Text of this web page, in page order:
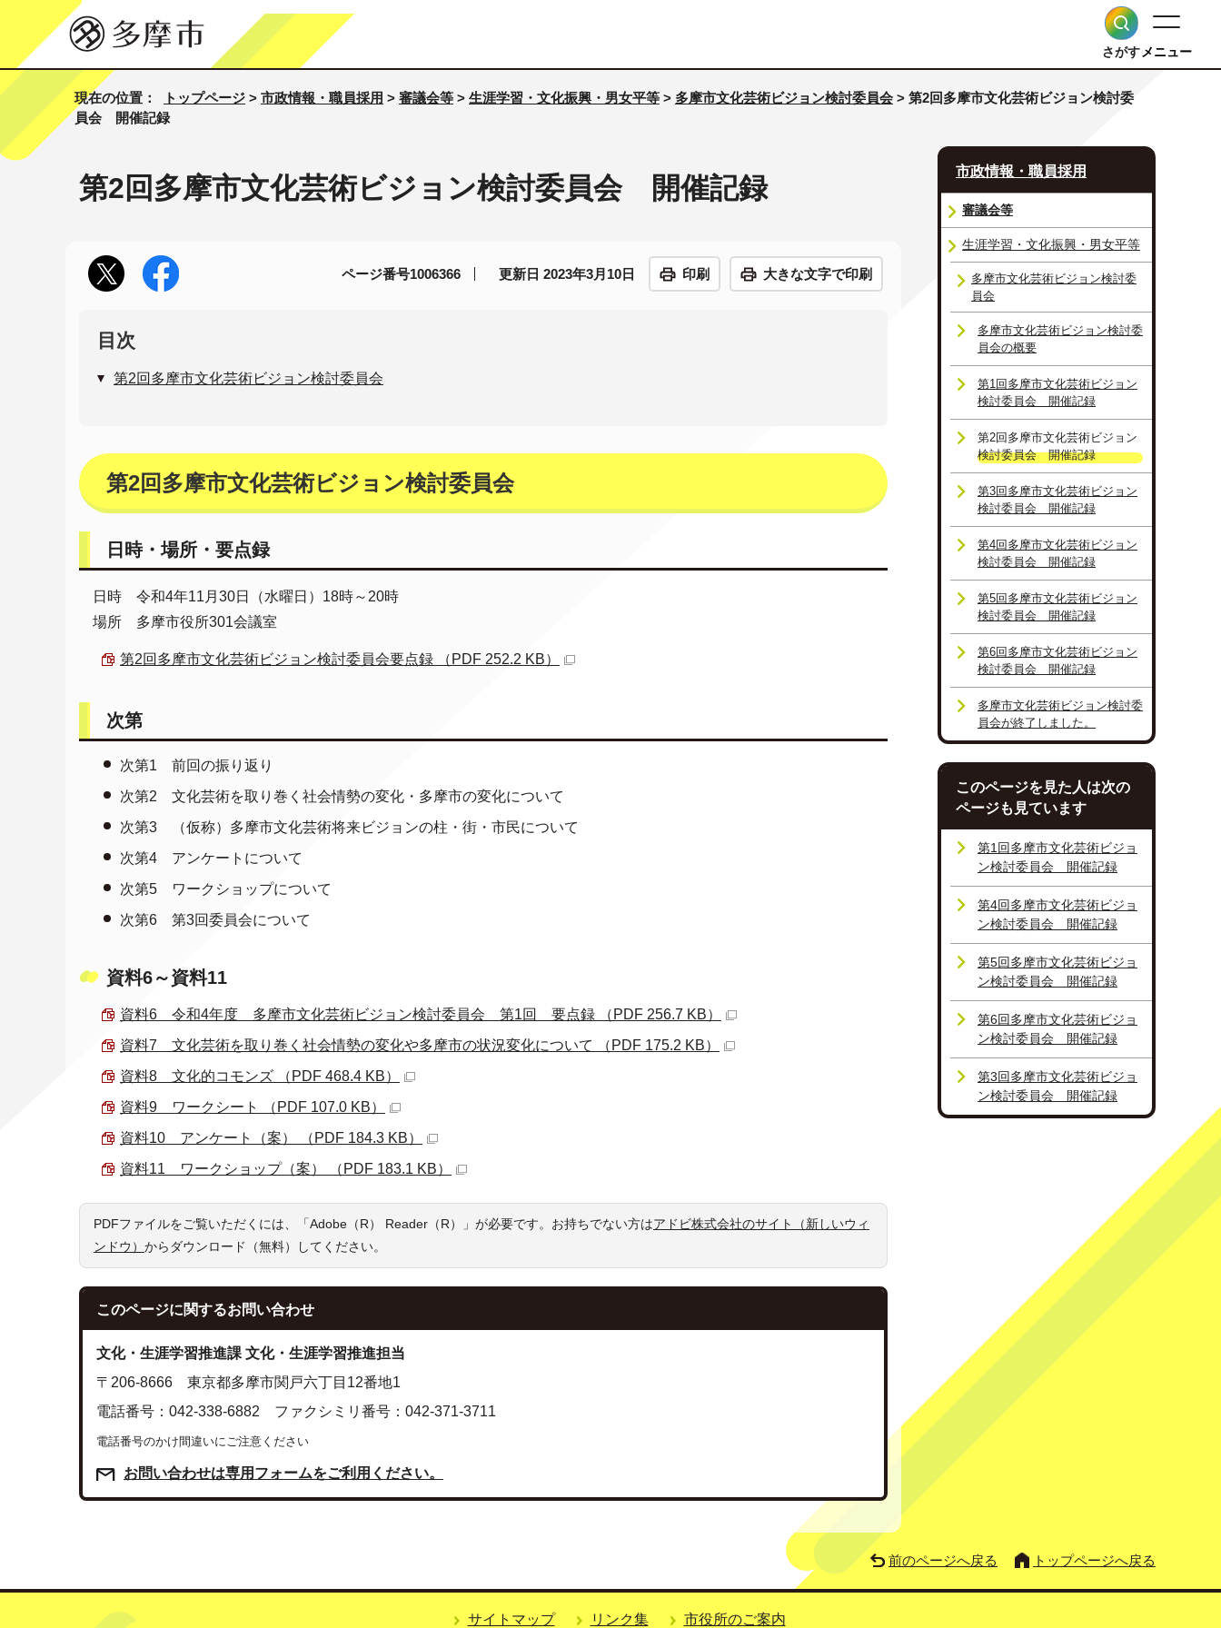
さがすメニュー
現在の位置： トップページ > 市政情報・職員採用 > 審議会等 > 生涯学習・文化振興・男女平等 > 多摩市文化芸術ビジョン検討委員会 > 第2回多摩市文化芸術ビジョン検討委
員会 開催記録
第2回多摩市文化芸術ビジョン検討委員会 開催記録
ページ番号1006366 更新日 2023年3月10日 印刷 大きな文字で印刷
目次
第2回多摩市文化芸術ビジョン検討委員会
第2回多摩市文化芸術ビジョン検討委員会
日時・場所・要点録
日時 令和4年11月30日（水曜日）18時～20時
場所 多摩市役所301会議室
第2回多摩市文化芸術ビジョン検討委員会要点録 （PDF 252.2 KB）
次第
次第1 前回の振り返り
次第2 文化芸術を取り巻く社会情勢の変化・多摩市の変化について
次第3 （仮称）多摩市文化芸術将来ビジョンの柱・街・市民について
次第4 アンケートについて
次第5 ワークショップについて
次第6 第3回委員会について
資料6～資料11
資料6 令和4年度 多摩市文化芸術ビジョン検討委員会 第1回 要点録 （PDF 256.7 KB）
資料7 文化芸術を取り巻く社会情勢の変化や多摩市の状況変化について （PDF 175.2 KB）
資料8 文化的コモンズ （PDF 468.4 KB）
資料9 ワークシート （PDF 107.0 KB）
資料10 アンケート（案） （PDF 184.3 KB）
資料11 ワークショップ（案） （PDF 183.1 KB）
PDFファイルをご覧いただくには、「Adobe（R） Reader（R）」が必要です。お持ちでない方はアドビ株式会社のサイト（新しいウィ
ンドウ） からダウンロード（無料）してください。
このページに関するお問い合わせ
文化・生涯学習推進課 文化・生涯学習推進担当
〒206-8666 東京都多摩市関戸六丁目12番地1
電話番号：042-338-6882 ファクシミリ番号：042-371-3711
電話番号のかけ間違いにご注意ください
お問い合わせは専用フォームをご利用ください。
市政情報・職員採用
審議会等
生涯学習・文化振興・男女平等
多摩市文化芸術ビジョン検討委
員会
多摩市文化芸術ビジョン検討委
員会の概要
第1回多摩市文化芸術ビジョン
検討委員会 開催記録
第2回多摩市文化芸術ビジョン
検討委員会 開催記録
第3回多摩市文化芸術ビジョン
検討委員会 開催記録
第4回多摩市文化芸術ビジョン
検討委員会 開催記録
第5回多摩市文化芸術ビジョン
検討委員会 開催記録
第6回多摩市文化芸術ビジョン
検討委員会 開催記録
多摩市文化芸術ビジョン検討委
員会が終了しました。
このページを見た人は次の
ページも見ています
第1回多摩市文化芸術ビジョ
ン検討委員会 開催記録
第4回多摩市文化芸術ビジョ
ン検討委員会 開催記録
第5回多摩市文化芸術ビジョ
ン検討委員会 開催記録
第6回多摩市文化芸術ビジョ
ン検討委員会 開催記録
第3回多摩市文化芸術ビジョ
ン検討委員会 開催記録
前のページへ戻る トップページへ戻る
サイトマップ リンク集 市役所のご案内